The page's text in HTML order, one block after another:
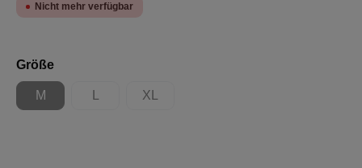
Nicht mehr verfügbar
Größeauswählen
M
(Diese Option ist zurzeit nicht verfügbar.)
(Diese Option ist zurzeit nicht verfügbar.)
XL
(Diese Option ist zurzeit nicht verfügbar.)